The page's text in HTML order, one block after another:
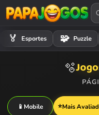
🏅 Esportes 🧩 Puzzle
🫧
📱 Mobile ⭐Mais